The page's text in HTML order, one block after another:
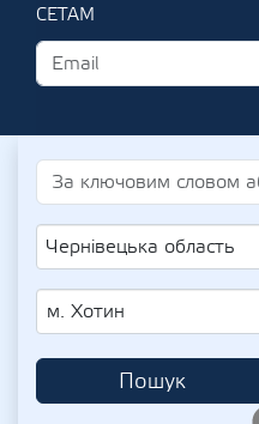
СЕТАМ
Чернівецька область
м. Хотин
Пошук